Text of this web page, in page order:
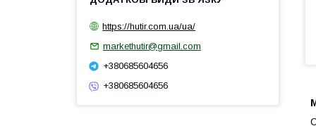
https://hutir.com.ua/ua/
markethutir@gmail.com
+380685604656
+380685604656